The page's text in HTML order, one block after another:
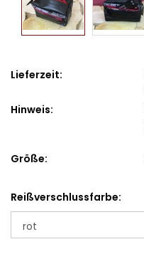
Lieferzeit:
Hinweis:
Größe:
Reißverschlussfarbe: